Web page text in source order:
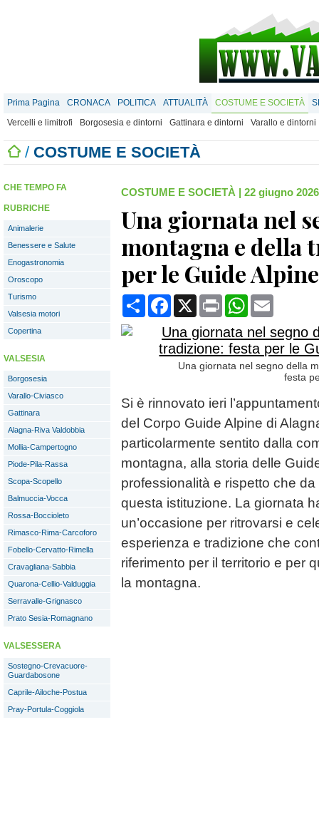
Prima Pagina CRONACA POLITICA ATTUALITÀ COSTUME E SOCIETÀ
Vercelli e limitrofi
Borgosesia e dintorni Gattinara e dintorni Varallo e dintorni
/ COSTUME E SOCIETÀ
CHE TEMPO FA
RUBRICHE
Animalerie
Benessere e Salute
Enogastronomia
Oroscopo
Turismo
Valsesia motori
Copertina
VALSESIA
Borgosesia
Varallo-Civiasco
Gattinara
Alagna-Riva Valdobbia
Mollia-Campertogno
Piode-Pila-Rassa
Scopa-Scopello
Balmuccia-Vocca
Rossa-Boccioleto
Rimasco-Rima-Carcoforo
Fobello-Cervatto-Rimella
Cravagliana-Sabbia
Quarona-Cellio-Valduggia
Serravalle-Grignasco
Prato Sesia-Romagnano
VALSESSERA
Sostegno-Crevacuore-
Guardabosone
Caprile-Ailoche-Postua
Pray-Portula-Coggiola
COSTUME E SOCIETÀ | 22 giugno
Una giornata nel
montagna e della
per le Guide
CondividiFacebook
X Print WhatsApp
Una giornata nel segno della
festa
Si è rinnovato ieri
del Corpo Guide Alpine di
particolarmente sentito dalla
montagna, alla storia delle
professionalità e rispetto che
questa istituzione. La giornata
un’occasione per ritrovarsi e
esperienza e tradizione che
riferimento per il territorio e per
la montagna.